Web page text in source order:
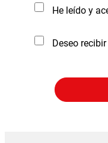
He leído y
Deseo